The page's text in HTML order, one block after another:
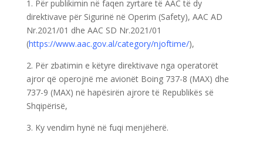
1. Për publikimin në faqen zyrtare të AAC të dy
direktivave për Sigurinë në Operim (Safety), AAC AD
Nr.2021/01 dhe AAC SD Nr.2021/01
(https://www.aac.gov.al/category/njoftime/),
2. Për zbatimin e këtyre direktivave nga operatorët
ajror që operojnë me avionët Boing 737-8 (MAX) dhe
737-9 (MAX) në hapësirën ajrore të Republikës së
Shqipërisë,
3. Ky vendim hynë në fuqi menjëherë.